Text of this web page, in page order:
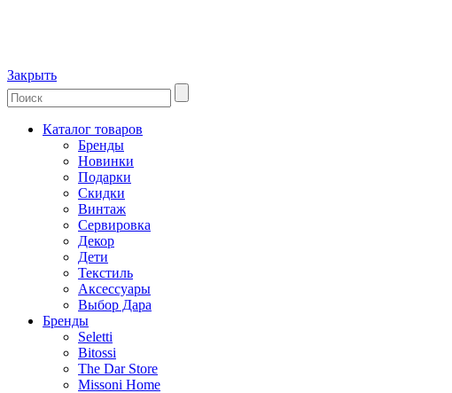
Закрыть
Каталог товаров
Бренды
Новинки
Подарки
Скидки
Винтаж
Сервировка
Декор
Дети
Текстиль
Аксессуары
Выбор Дара
Бренды
Seletti
Bitossi
The Dar Store
Missoni Home